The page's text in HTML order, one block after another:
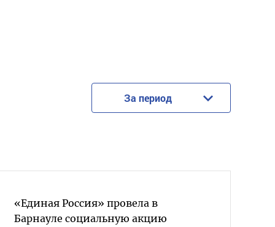
За период
«Единая Россия» провела в
Барнауле социальную акцию